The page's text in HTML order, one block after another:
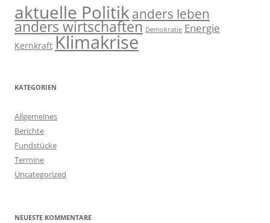
aktuelle Politik anders leben
anders wirtschaften Demokratie Energie
Kernkraft Klimakrise
KATEGORIEN
Allgemeines
Berichte
Fundstücke
Termine
Uncategorized
NEUESTE KOMMENTARE